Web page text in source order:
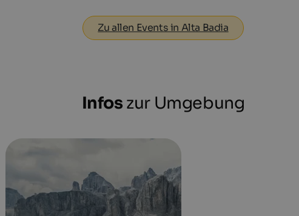
Zu allen Events in Alta Badia
Infos zur Umgebung